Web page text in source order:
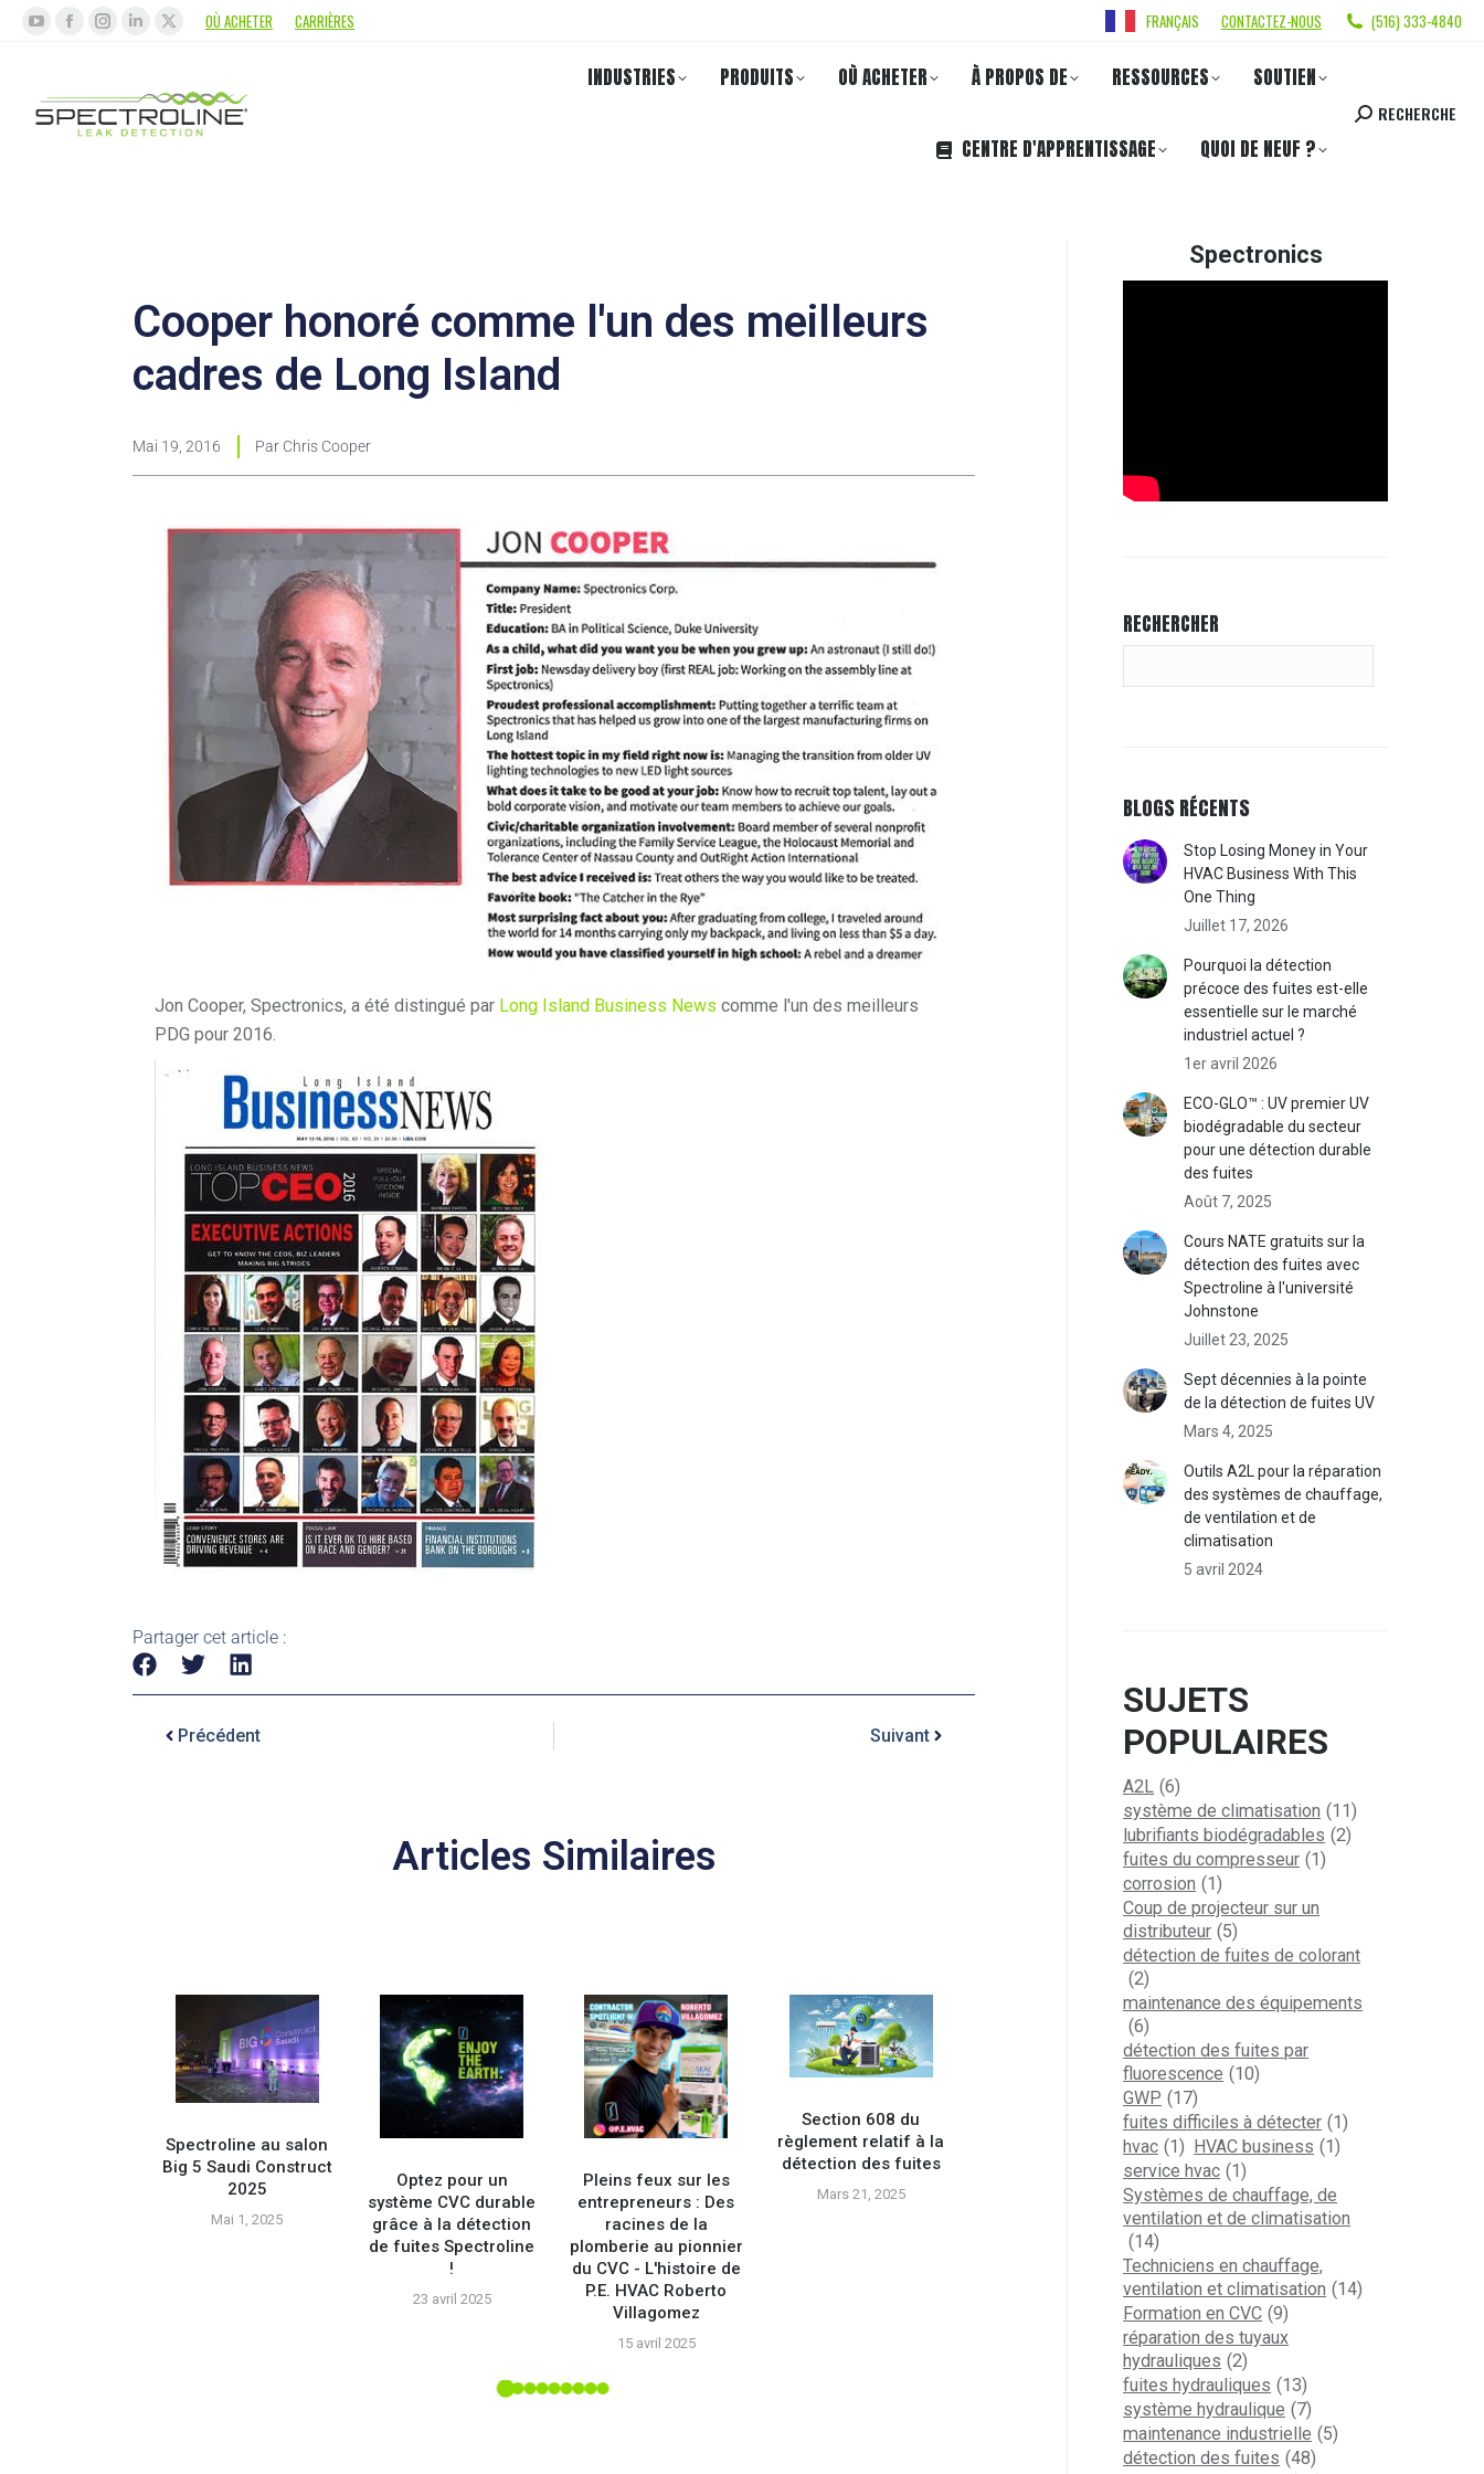
OÙ ACHETER CARRIÈRES FRANÇAIS CONTACTEZ-NOUS (516) 333-4840
INDUSTRIES PRODUITS OÙ ACHETER À PROPOS DE RESSOURCES SOUTIEN
CENTRE D'APPRENTISSAGE QUOI DE NEUF ?
RECHERCHE
Cooper honoré comme l'un des meilleurs
cadres de Long Island
Mai 19, 2016 Par Chris Cooper
Jon Cooper, Spectronics, a été distingué par Long Island Business News comme l'un des meilleurs
PDG pour 2016.
Partager cet article :
Précédent Suivant
Articles Similaires
Spectroline au salon
Big 5 Saudi Construct
2025
Mai 1, 2025
Optez pour un
système CVC durable
grâce à la détection
de fuites Spectroline
!
23 avril 2025
Pleins feux sur les
entrepreneurs : Des
racines de la
plomberie au pionnier
du CVC - L'histoire de
P.E. HVAC Roberto
Villagomez
15 avril 2025
Section 608 du
règlement relatif à la
détection des fuites
Mars 21, 2025
Sept décennies à la
pointe de la détection
Le secteur des
hydrauliques a besoin
de Spectroline lors de
la conférence
annuelle de la NFPA
Février 27, 2025
Spectronics
RECHERCHER
BLOGS RÉCENTS
Stop Losing Money in Your
HVAC Business With This
One Thing
Juillet 17, 2026
Pourquoi la détection
précoce des fuites est-elle
essentielle sur le marché
industriel actuel ?
1er avril 2026
ECO-GLO™ : UV premier UV
biodégradable du secteur
pour une détection durable
des fuites
Août 7, 2025
Cours NATE gratuits sur la
détection des fuites avec
Spectroline à l'université
Johnstone
Juillet 23, 2025
Sept décennies à la pointe
de la détection de fuites UV
Mars 4, 2025
Outils A2L pour la réparation
des systèmes de chauffage,
de ventilation et de
climatisation
5 avril 2024
SUJETS
POPULAIRES
A2L (6)
système de climatisation (11)
lubrifiants biodégradables (2)
fuites du compresseur (1)
corrosion (1)
Coup de projecteur sur un
distributeur (5)
détection de fuites de colorant
(2)
maintenance des équipements
(6)
détection des fuites par
fluorescence (10)
GWP (17)
fuites difficiles à détecter (1)
hvac (1) HVAC business (1)
service hvac (1)
Systèmes de chauffage, de
ventilation et de climatisation
(14)
Techniciens en chauffage,
ventilation et climatisation (14)
Formation en CVC (9)
réparation des tuyaux
hydrauliques (2)
fuites hydrauliques (13)
système hydraulique (7)
maintenance industrielle (5)
détection des fuites (48)